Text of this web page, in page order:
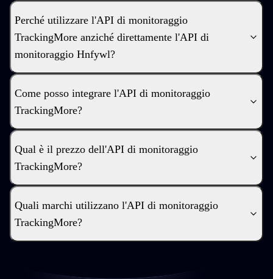
Perché utilizzare l'API di monitoraggio
TrackingMore anziché direttamente l'API di
monitoraggio Hnfywl?
Come posso integrare l'API di monitoraggio
TrackingMore?
Qual è il prezzo dell'API di monitoraggio
TrackingMore?
Quali marchi utilizzano l'API di monitoraggio
TrackingMore?